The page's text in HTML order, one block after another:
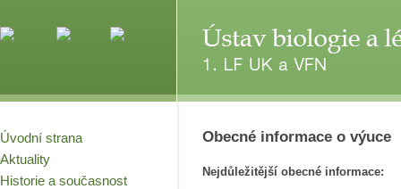
Obecné informace o výuce
Nejdůležitější obecné informace:
Úvodní strana
Aktuality
Historie a současnost